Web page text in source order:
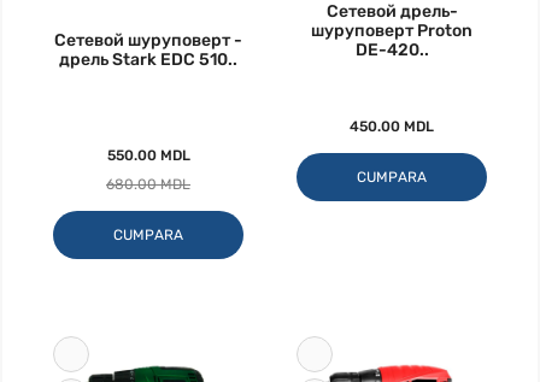
Сетевой шуруповерт -
дрель Stark EDC 510..
550.00 MDL
680.00 MDL
CUMPARA
Сетевой дрель-
шуруповерт Proton
DE-420..
450.00 MDL
CUMPARA